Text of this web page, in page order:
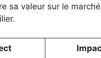
sa valeur sur le marché